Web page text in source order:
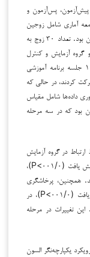
پس‌آزمون و
آماری شامل زوجین
دچار طلاق عاطفی مراجعه‌کننده به مراکز مشاوره شهر تهران بود. تعداد ۳۰ زوج به
آزمایش و کنترل
قرار گرفتند (۱۵ زوج در هر گروه). گروه آزمایش در ۱۰ جلسه برنامه آموزشی
کردند، در حالی که
داده‌ها شامل مقیاس
بود که در سه مرحله
در گروه آزمایش
به طور معناداری از پیش‌آزمون تا پس‌آزمون و پیگیری افزایش یافت (۰۰۱/۰>P)،
همچنین، پرخاشگری
ارتباطی پنهان در گروه آزمایش به طور معناداری کاهش یافت (۰۰۱/۰>P)، در
تغییرات در مرحله
یکپارچه‌نگر السون